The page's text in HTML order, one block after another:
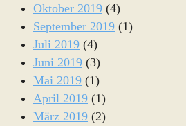
Oktober 2019 (4)
September 2019 (1)
Juli 2019 (4)
Juni 2019 (3)
Mai 2019 (1)
April 2019 (1)
März 2019 (2)